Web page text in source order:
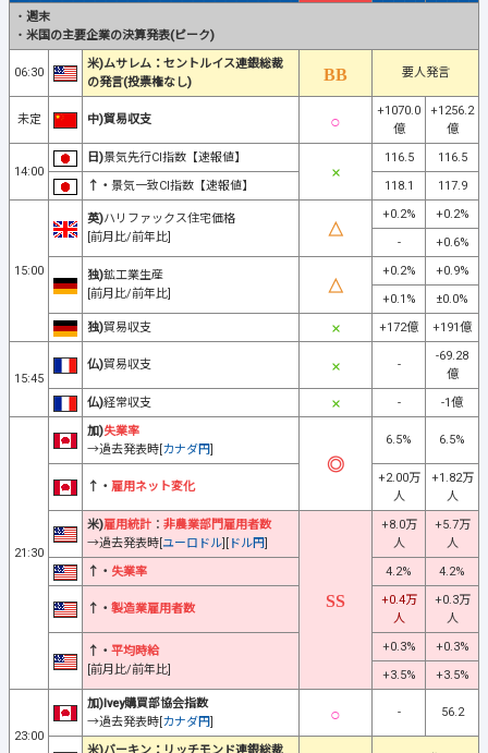
・ 週末
・ 米国の主要企業の決算発表(ピーク)
06:30
米)ムサレム：セントルイス連銀総裁
の発言(投票権なし)
要人発言
未定 中)貿易収支
+1070.0
億
+1256.2
億
14:00
日)景気先行CI指数【速報値】 116.5
116.5
↑・ 景気一致CI指数【速報値】 118.1 117.9
15:00
英)ハリファックス住宅価格
[前月比/前年比]
+0.2%
+0.2%
-
+0.6%
独)鉱工業生産
[前月比/前年比]
+0.2%
+0.9%
+0.1%
±0.0%
独)貿易収支 +172億 +191億
15:45
仏)貿易収支 -
-69.28
億
仏)経常収支 - -1億
21:30
加)失業率
→過去発表時[カナダ円]
6.5% 6.5%
↑・ 雇用ネット変化
+2.00万
人
+1.82万
人
米)雇用統計 ： 非農業部門雇用者数
→過去発表時[ユーロドル][ ドル円]
+8.0万
人
+5.7万
人
↑・ 失業率 4.2% 4.2%
↑・ 製造業雇用者数
+0.4万
人
+0.3万
人
↑・ 平均時給
[前月比/前年比]
+0.3%
+0.3%
+3.5%
+3.5%
23:00
加)Ivey購買部協会指数
→過去発表時[カナダ円]
- 56.2
米)バーキン：リッチモンド連銀総裁